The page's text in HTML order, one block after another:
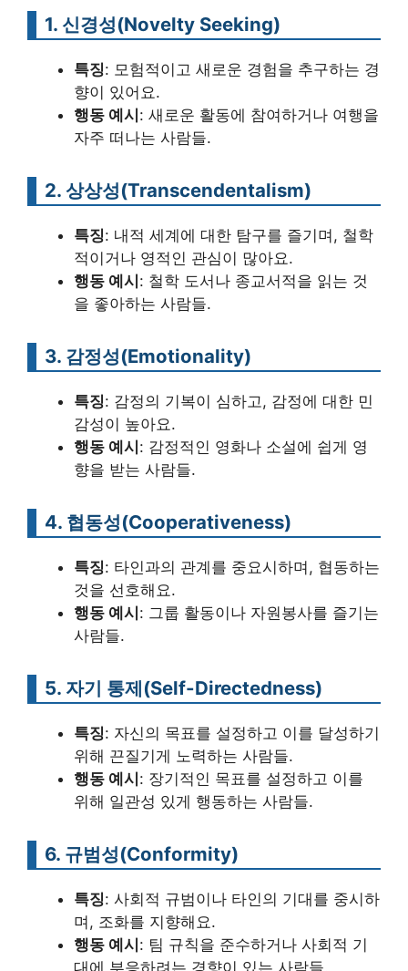
1. 신경성(Novelty Seeking)
특징: 모험적이고 새로운 경험을 추구하는 경
향이 있어요.
행동 예시: 새로운 활동에 참여하거나 여행을
자주 떠나는 사람들.
2. 상상성(Transcendentalism)
특징: 내적 세계에 대한 탐구를 즐기며, 철학
적이거나 영적인 관심이 많아요.
행동 예시: 철학 도서나 종교서적을 읽는 것
을 좋아하는 사람들.
3. 감정성(Emotionality)
특징: 감정의 기복이 심하고, 감정에 대한 민
감성이 높아요.
행동 예시: 감정적인 영화나 소설에 쉽게 영
향을 받는 사람들.
4. 협동성(Cooperativeness)
특징: 타인과의 관계를 중요시하며, 협동하는
것을 선호해요.
행동 예시: 그룹 활동이나 자원봉사를 즐기는
사람들.
5. 자기 통제(Self-Directedness)
특징: 자신의 목표를 설정하고 이를 달성하기
위해 끈질기게 노력하는 사람들.
행동 예시: 장기적인 목표를 설정하고 이를
위해 일관성 있게 행동하는 사람들.
6. 규범성(Conformity)
특징: 사회적 규범이나 타인의 기대를 중시하
며, 조화를 지향해요.
행동 예시: 팀 규칙을 준수하거나 사회적 기
대에 부응하려는 경향이 있는 사람들.